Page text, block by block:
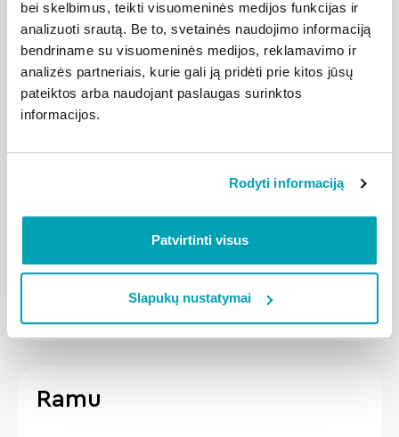
bei skelbimus, teikti visuomeninės medijos funkcijas ir
analizuoti srautą. Be to, svetainės naudojimo informaciją
bendriname su visuomeninės medijos, reklamavimo ir
analizės partneriais, kurie gali ją pridėti prie kitos jūsų
pateiktos arba naudojant paslaugas surinktos
informacijos.
Rodyti informaciją
Patvirtinti visus
Slapukų nustatymai
Mokėjimų ruošinius susikurkite ir valdykite patys
– taip, kaip jums patogu. Visas sąskaitas galite
apmokėti sykiu arba kiekvieną atskirai. Visada
matysite sąskaitų mokėjimų istoriją, kuri leis dar
geriau planuoti savo išlaidas.
Ramu